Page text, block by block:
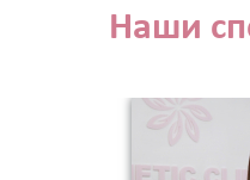
Наши